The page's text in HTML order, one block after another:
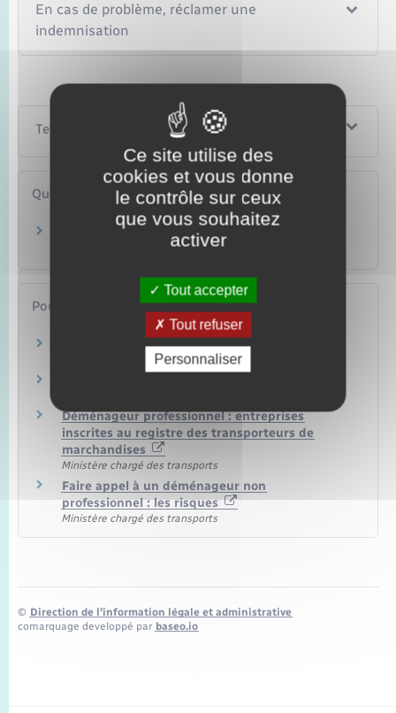
En cas de problème, réclamer une
indemnisation
Textes de référence
Questions ? Réponses !
Qui doit vous indemniser si vous avez subi un
Pour en savoir plus
Le déménagement en 20 questions
Institut national de la consommation (INC)
Déménageur professionnel : entreprises
inscrites au registre des transporteurs de
marchandises
Ministère chargé des transports
Faire appel à un déménageur non
professionnel : les risques
Ministère chargé des transports
© Direction de l’information légale et administrative
comarquage developpé par baseo.io
Ce site utilise des
cookies et vous donne
le contrôle sur ceux
que vous souhaitez
activer
Tout accepter
Tout refuser
Personnaliser